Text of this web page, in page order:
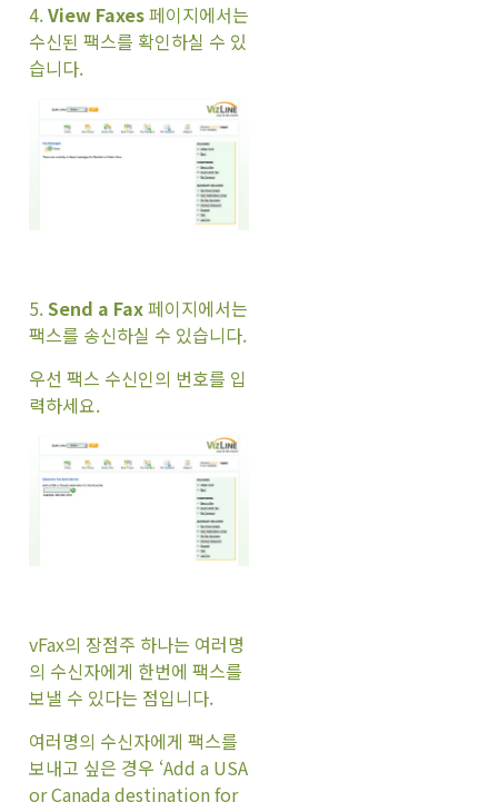
4.View Faxes페이지에서는
수신된 팩스를 확인하실 수 있
습니다.
5.Send a Fax페이지에서는
팩스를 송신하실 수 있습니다.
우선 팩스 수신인의 번호를 입
력하세요.
vFax의 장점주 하나는 여러명
의 수신자에게 한번에 팩스를
보낼 수 있다는 점입니다.
여러명의 수신자에게 팩스를
보내고 싶은 경우 ‘Add a USA
or Canada destination for